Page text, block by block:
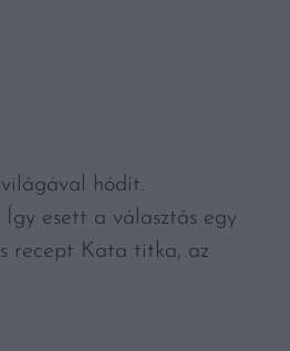
hódít.
esett a választás egy
recept Kata titka, az